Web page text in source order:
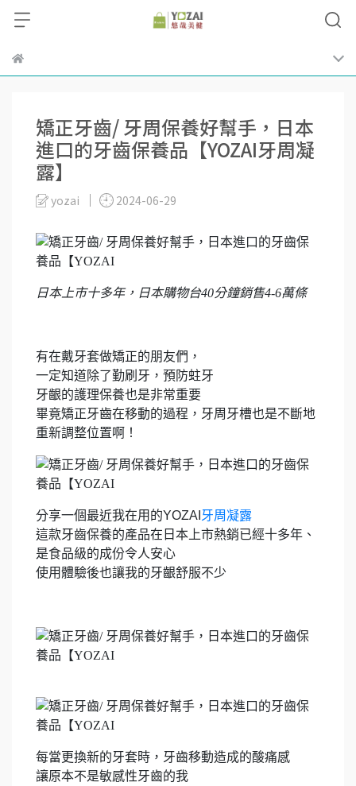
矯正牙齒/ 牙周保養好幫手，日本
進口的牙齒保養品【YOZAI牙周凝
露】
yozai 2024-06-29
日本上市十多年，日本購物台40分鐘銷售4-6萬條
有在戴牙套做矯正的朋友們，
一定知道除了勤刷牙，預防蛀牙
牙齦的護理保養也是非常重要
畢竟矯正牙齒在移動的過程，牙周牙槽也是不斷地
重新調整位置啊！
分享一個最近我在用的YOZAI 牙周凝露
這款牙齒保養的產品在日本上市熱銷已經十多年、
是食品級的成份令人安心
使用體驗後也讓我的牙齦舒服不少
每當更換新的牙套時，牙齒移動造成的酸痛感
讓原本不是敏感性牙齒的我